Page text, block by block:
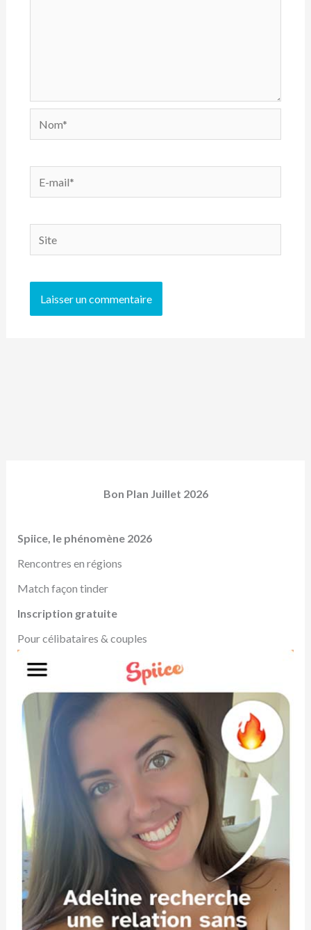
Nom*
mail*
Site
Bon Plan Juillet 2026
Spiice, le phénomène 2026
Rencontres en régions
Match façon tinder
Inscription gratuite
Pour célibataires & couples